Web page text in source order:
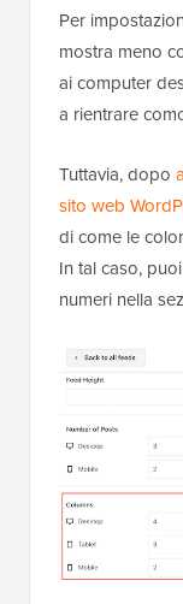
Per
mostra meno
ai computer
a rientrare
Tuttavia, dopo
sito web
di come le
In tal caso,
numeri nella